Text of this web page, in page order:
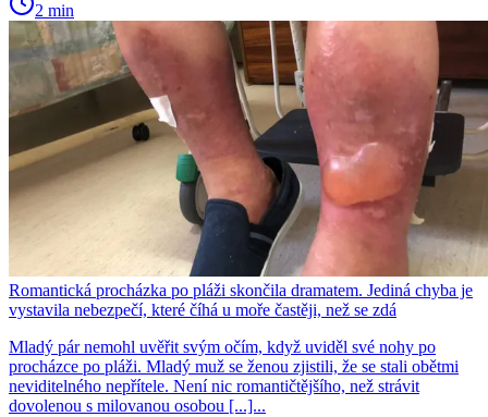
2 min
Romantická procházka po pláži skončila dramatem. Jediná chyba je
vystavila nebezpečí, které číhá u moře častěji, než se zdá
Mladý pár nemohl uvěřit svým očím, když uviděl své nohy po
procházce po pláži. Mladý muž se ženou zjistili, že se stali obětmi
neviditelného nepřítele. Není nic romantičtějšího, než strávit
dovolenou s milovanou osobou [...]...